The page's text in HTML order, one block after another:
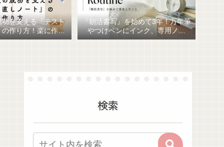
を支える『テスト
作り方！楽に作る
すすめ文房具6選！
『朝活書写』を始めて3年！万年筆
やつけペンにインク、専用ノー
ト、毎日が充実しています。
検索